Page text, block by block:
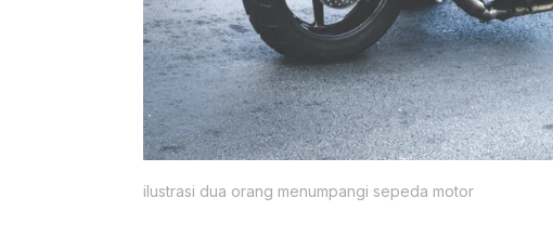
ilustrasi dua orang menumpangi sepeda motor